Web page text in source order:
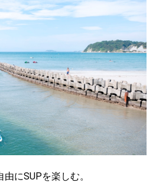
にSUPを楽しむ。